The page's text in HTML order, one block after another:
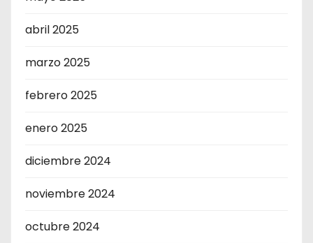
abril 2025
marzo 2025
febrero 2025
enero 2025
diciembre 2024
noviembre 2024
octubre 2024